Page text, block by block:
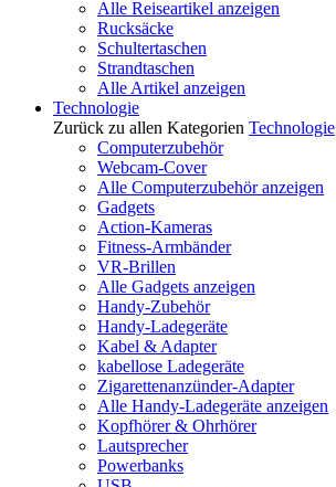
Alle Reiseartikel anzeigen
Rucksäcke
Schultertaschen
Strandtaschen
Alle Artikel anzeigen
Technologie
Zurück zu allen Kategorien Technologie
Computerzubehör
Webcam-Cover
Alle Computerzubehör anzeigen
Gadgets
Action-Kameras
Fitness-Armbänder
VR-Brillen
Alle Gadgets anzeigen
Handy-Zubehör
Handy-Ladegeräte
Kabel & Adapter
kabellose Ladegeräte
Zigarettenanzünder-Adapter
Alle Handy-Ladegeräte anzeigen
Kopfhörer & Ohrhörer
Lautsprecher
Powerbanks